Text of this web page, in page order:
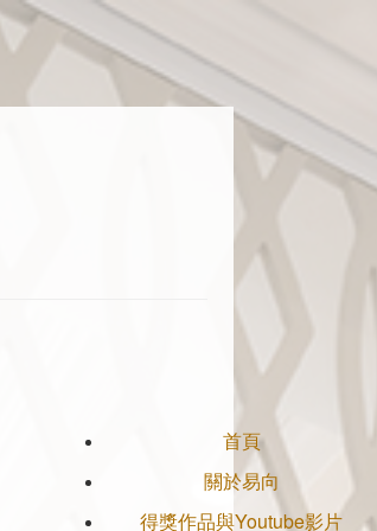
首頁
關於易向
得獎作品與Youtube影片